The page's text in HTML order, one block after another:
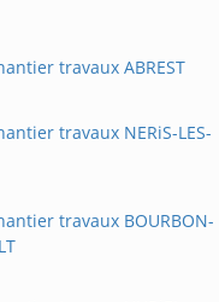
travaux ABREST
travaux NERiS-LES-
travaux BOURBON-